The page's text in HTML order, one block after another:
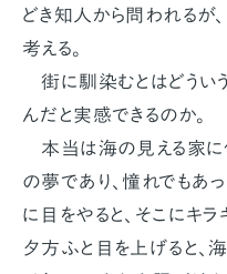
どき知人から問われるが
考える。
街に馴染むとはどういう
んだと実感できるのか。
本当は海の見える家に
の夢であり、憧れでもあ
に目をやると、そこにキラ
夕方ふと目を上げると、